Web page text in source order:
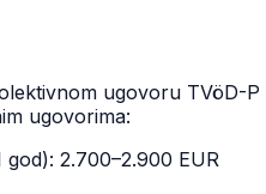
ugovoru TVöD-P
ugovorima:
2.700–2.900 EUR